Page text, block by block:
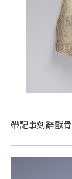
帶記事刻辭獸